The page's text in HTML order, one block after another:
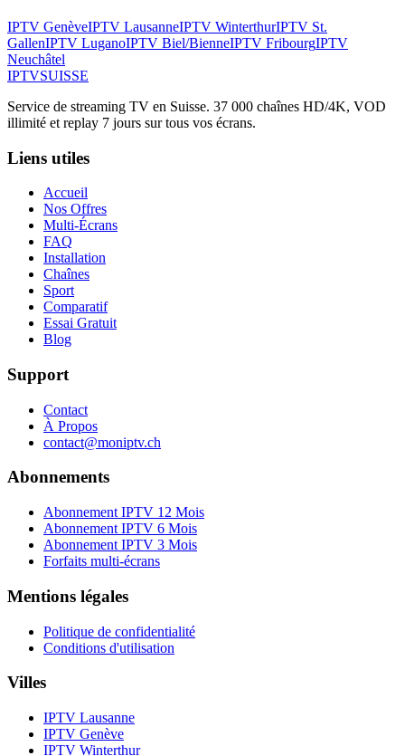
IPTV GenèveIPTV LausanneIPTV WinterthurIPTV St.
GallenIPTV LuganoIPTV Biel/BienneIPTV FribourgIPTV
Neuchâtel
IPTVSUISSE
Service de streaming TV en Suisse. 37 000 chaînes HD/4K, VOD
illimité et replay 7 jours sur tous vos écrans.
Liens utiles
Accueil
Nos Offres
Multi-Écrans
FAQ
Installation
Chaînes
Sport
Comparatif
Essai Gratuit
Blog
Support
Contact
À Propos
contact@moniptv.ch
Abonnements
Abonnement IPTV 12 Mois
Abonnement IPTV 6 Mois
Abonnement IPTV 3 Mois
Forfaits multi-écrans
Mentions légales
Politique de confidentialité
Conditions d'utilisation
Villes
IPTV Lausanne
IPTV Genève
IPTV Winterthur